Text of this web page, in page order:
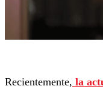
Recientemente, la